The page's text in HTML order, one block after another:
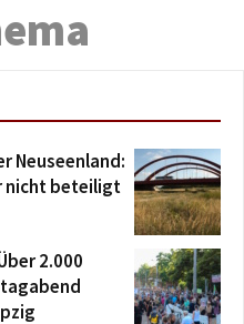
Neuseenland:
nicht beteiligt
2.000